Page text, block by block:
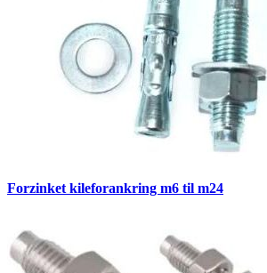
Forzinket kileforankring m6 til m24